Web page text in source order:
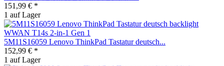
151,99 € *
1 auf Lager
5M11S16059 Lenovo ThinkPad Tastatur deutsch...
152,99 € *
1 auf Lager